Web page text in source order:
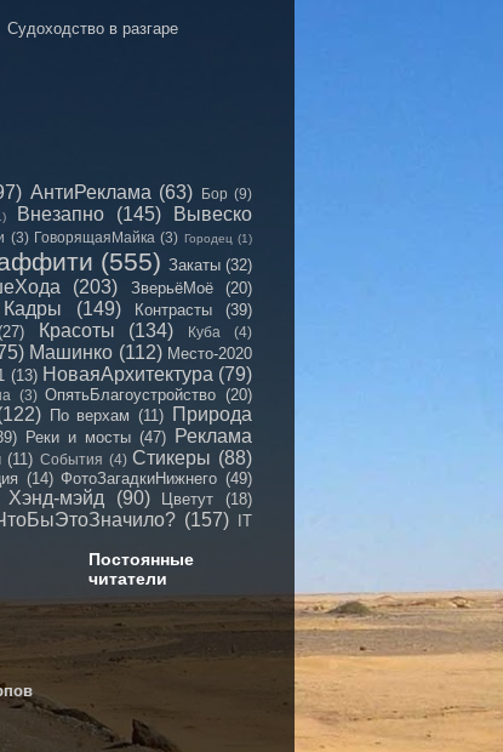
Судоходство в разгаре
АнтиРеклама (63) Бор (9)
Внезапно (145)
Вывеско
(3) ГоворящаяМайка (3) Городец (1)
(555) Закаты (32)
(203) ЗверьёМоё
(20)
Кадры (149) Контрасты
(39)
Красоты (134) Куба (4)
Машинко (112) Место-2020
(13) НоваяАрхитектура (79)
(3) ОпятьБлагоустройство (20)
По верхам (11) Природа
Реки и мосты (47) Реклама
(11) События (4) Стикеры (88)
(14) ФотоЗагадкиНижнего (49)
Хэнд-мэйд (90) Цветут
(18)
(157)
IT
Постоянные
читатели